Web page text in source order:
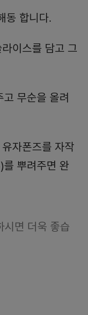
동 합니다.
이스를 담고 그
무순을 올려
자폰즈를 자작
뿌려주면 완
시면 더욱 좋습